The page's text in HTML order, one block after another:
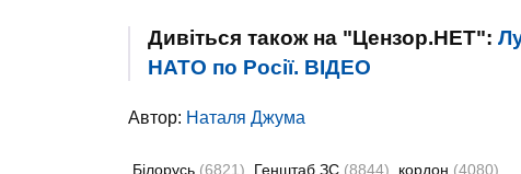
Дивіться також на "Цензор.НЕТ":
НАТО по Росії. ВIДЕО
Автор: Наталя Джума
Білорусь (6821) Генштаб ЗС (8844) кордон (4080)